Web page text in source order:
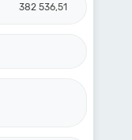
382 536,51